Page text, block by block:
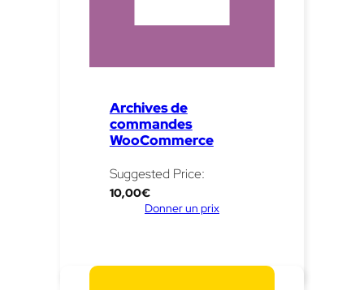
Archives de
commandes
WooCommerce
Suggested Price:
10,00€
Donner un prix